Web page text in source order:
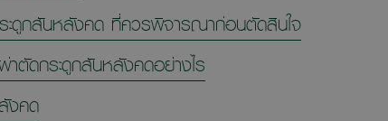
ะดูกสันหลังคด ที่ควรพิจารณาก่อนตัดสินใจ
ตัดกระดูกสันหลังคดอย่างไร
งคด